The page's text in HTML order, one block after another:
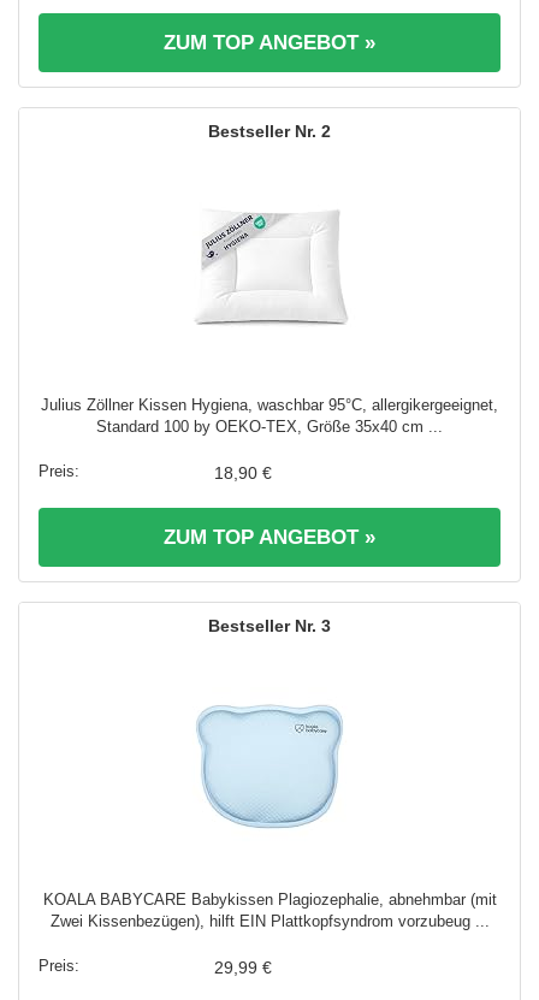
ZUM TOP ANGEBOT »
2
Julius Zöllner Kissen Hygiena, waschbar 95°C, allergikergeeignet,
Standard 100 by OEKO-TEX, Größe 35x40 cm ...
18,90 €
ZUM TOP ANGEBOT »
3
KOALA BABYCARE Babykissen Plagiozephalie, abnehmbar (mit
Zwei Kissenbezügen), hilft EIN Plattkopfsyndrom vorzubeug ...
29,99 €